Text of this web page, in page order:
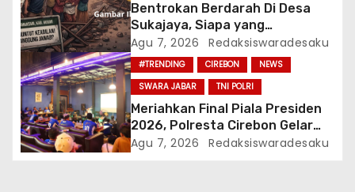
Bentrokan Berdarah Di Desa
Sukajaya, Siapa yang
Bertanggung Jawab? Ke Mana
APH?
Agu 7, 2026 Redaksiswaradesaku
#TRENDING CIREBON
NEWS
SWARA JABAR
TNI POLRI
Meriahkan Final Piala Presiden
2026, Polresta Cirebon Gelar
Nobar Persib vs Persebaya Dan
Agu 7, 2026 Redaksiswaradesaku